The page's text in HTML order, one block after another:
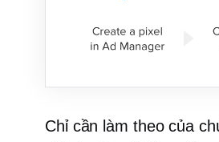
Chỉ cần làm theo của